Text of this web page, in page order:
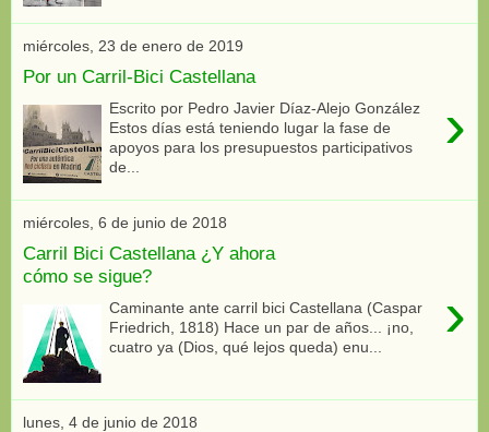
miércoles, 23 de enero de 2019
Por un Carril-Bici Castellana
›
Escrito por Pedro Javier Díaz-Alejo González
Estos días está teniendo lugar la fase de
apoyos para los presupuestos participativos
de...
miércoles, 6 de junio de 2018
Carril Bici Castellana ¿Y ahora
cómo se sigue?
›
Caminante ante carril bici Castellana (Caspar
Friedrich, 1818) Hace un par de años... ¡no,
cuatro ya (Dios, qué lejos queda) enu...
lunes, 4 de junio de 2018